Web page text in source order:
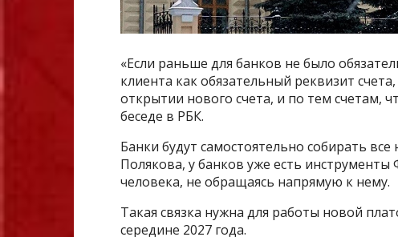
«Если раньше для банков не было
клиента как обязательный реквизит
открытии нового счета, и по тем счетам,
беседе в РБК.
Банки будут самостоятельно собирать
Полякова, у банков уже есть
человека, не обращаясь напрямую к нему.
Такая связка нужна для работы новой
середине 2027 года.